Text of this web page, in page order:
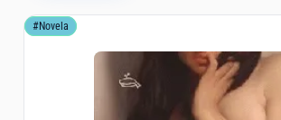
#Novela